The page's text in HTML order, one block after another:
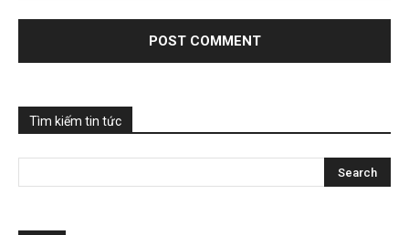
Tìm kiếm tin tức